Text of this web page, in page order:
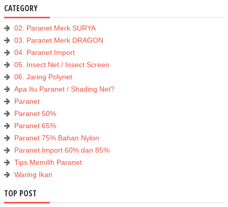
CATEGORY
02. Paranet Merk SURYA
03. Paranet Merk DRAGON
04. Paranet Import
05. Insect Net / Insect Screen
06. Jaring Polynet
Apa Itu Paranet / Shading Net?
Paranet
Paranet 50%
Paranet 65%
Paranet 75% Bahan Nylon
Paranet Import 60% dan 85%
Tips Memilih Paranet
Waring Ikan
TOP POST